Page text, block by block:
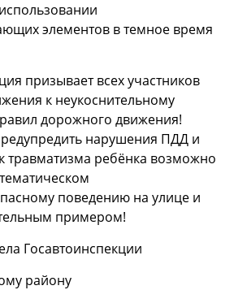
элементов в темное время
призывает всех участников
к неукоснительному
дорожного движения!
нарушения ПДД и
травматизма ребёнка возможно
поведению на улице и
примером!
Госавтоинспекции
району